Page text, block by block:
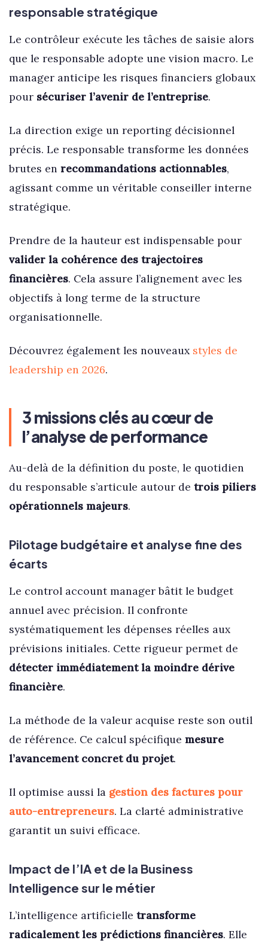
responsable stratégique
Le contrôleur exécute les tâches de saisie alors
que le responsable adopte une vision macro. Le
manager anticipe les risques financiers globaux
pour sécuriser l’avenir de l’entreprise.
La direction exige un reporting décisionnel
précis. Le responsable transforme les données
brutes en recommandations actionnables,
agissant comme un véritable conseiller interne
stratégique.
Prendre de la hauteur est indispensable pour
valider la cohérence des trajectoires
financières. Cela assure l’alignement avec les
objectifs à long terme de la structure
organisationnelle.
Découvrez également les nouveaux styles de
leadership en 2026.
3 missions clés au cœur de
l’analyse de performance
Au-delà de la définition du poste, le quotidien
du responsable s’articule autour de trois piliers
opérationnels majeurs.
Pilotage budgétaire et analyse fine des
écarts
Le control account manager bâtit le budget
annuel avec précision. Il confronte
systématiquement les dépenses réelles aux
prévisions initiales. Cette rigueur permet de
détecter immédiatement la moindre dérive
financière.
La méthode de la valeur acquise reste son outil
de référence. Ce calcul spécifique mesure
l’avancement concret du projet.
Il optimise aussi la gestion des factures pour
auto-entrepreneurs. La clarté administrative
garantit un suivi efficace.
Impact de l’IA et de la Business
Intelligence sur le métier
L’intelligence artificielle transforme
radicalement les prédictions financières. Elle